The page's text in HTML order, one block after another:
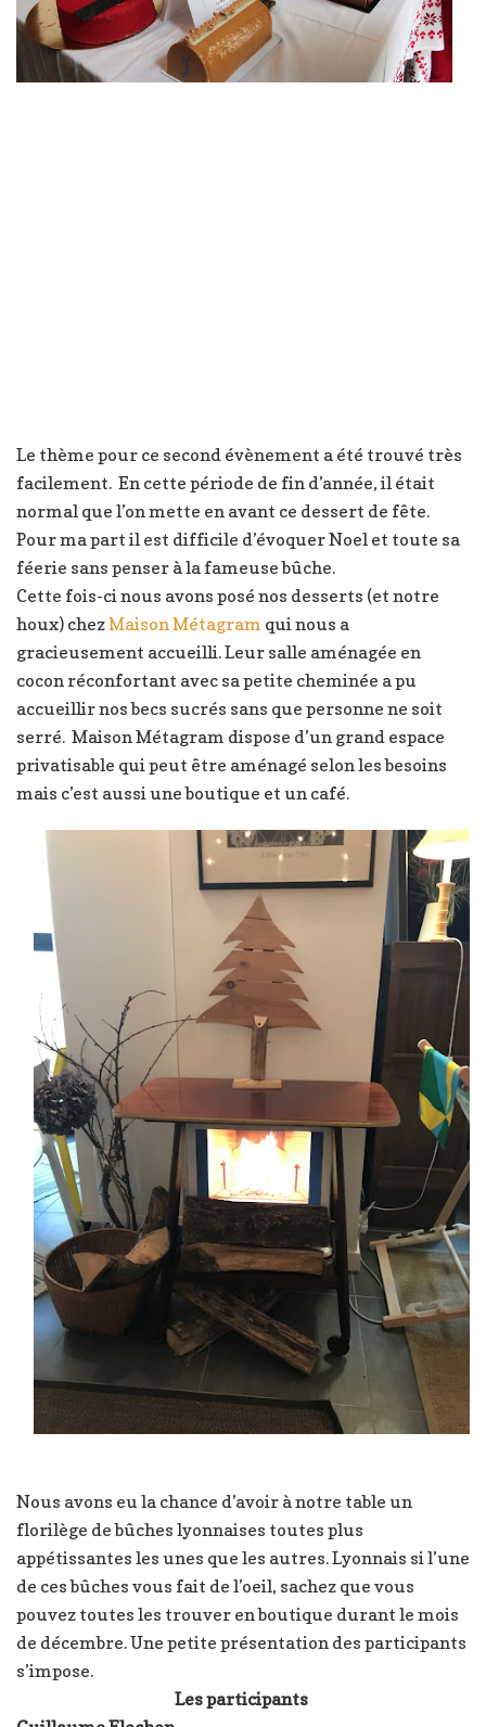
Le thème pour ce second évènement a été trouvé très
facilement. En cette période de fin d’année, il était
normal que l’on mette en avant ce dessert de fête.
Pour ma part il est difficile d’évoquer Noel et toute sa
féerie sans penser à la fameuse bûche.
Cette fois-ci nous avons posé nos desserts (et notre
houx) chezMaison Métagram qui nous a
gracieusement accueilli. Leur salle aménagée en
cocon réconfortant avec sa petite cheminée a pu
accueillir nos becs sucrés sans que personne ne soit
serré. Maison Métagram dispose d’un grand espace
privatisable qui peut être aménagé selon les besoins
mais c’est aussi une boutique et un café.
Nous avons eu la chance d’avoir à notre table un
florilège de bûches lyonnaises toutes plus
appétissantes les unes que les autres. Lyonnais si l’une
de ces bûches vous fait de l’oeil, sachez que vous
pouvez toutes les trouver en boutique durant le mois
de décembre. Une petite présentation des participants
s’impose.
Les participants